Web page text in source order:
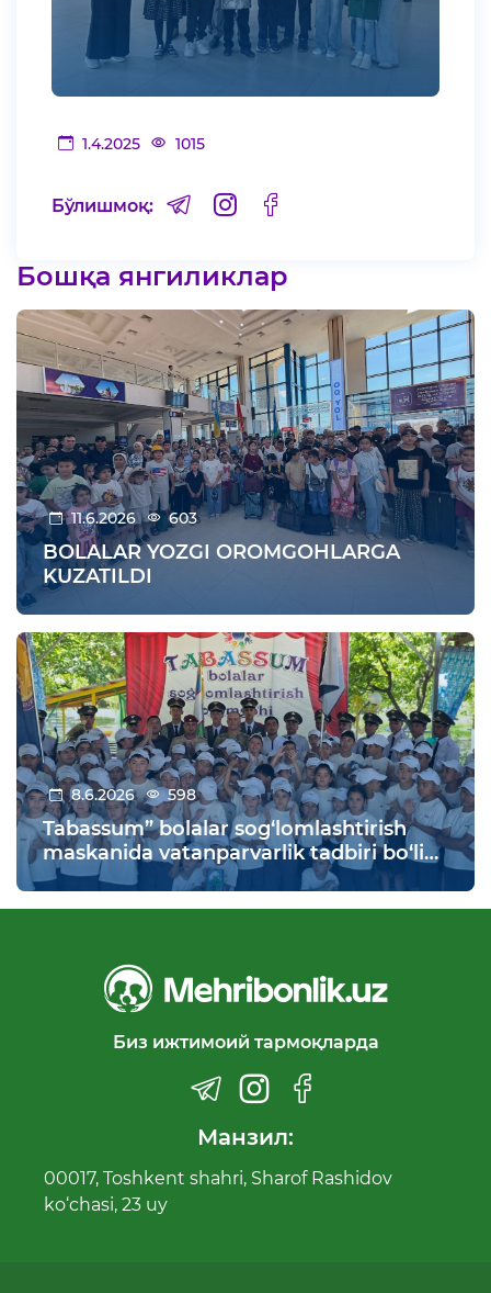
1.4.2025 1015
Бўлишмоқ:
Бошқа янгиликлар
11.6.2026 603
BOLALAR YOZGI OROMGOHLARGA
KUZATILDI
8.6.2026 598
Tabassum” bolalar sog‘lomlashtirish
maskanida vatanparvarlik tadbiri bo‘lib
o‘tdi
Биз ижтимоий тармоқларда
Манзил:
00017, Toshkent shahri, Sharof Rashidov
ko‘chasi, 23 uy